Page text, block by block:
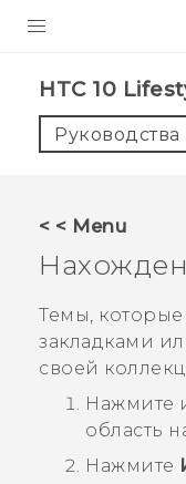
5G
ПОДДЕРЖКА
HTC 10
Руководства
< < Menu
Темы, которые
закладками
своей
Нажмите
область
Нажмите